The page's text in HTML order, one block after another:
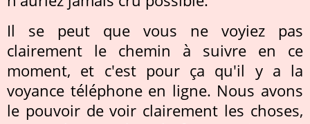
Il se peut que vous ne voyiez pas
clairement le chemin à suivre en ce
moment, et c'est pour ça qu'il y a la
voyance téléphone en ligne. Nous avons
le pouvoir de voir clairement les choses,